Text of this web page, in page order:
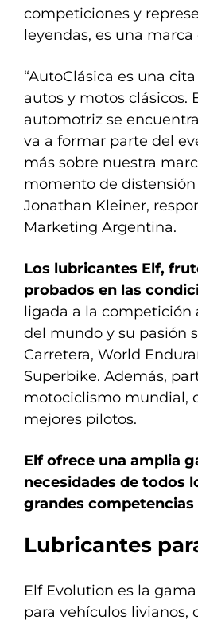
competiciones y
leyendas, es una
“AutoClásica es una
autos y motos clásicos.
automotriz se
va a formar parte del
más sobre nuestra
momento de distensión
Jonathan Kleiner,
Marketing Argentina.
Los lubricantes Elf,
probados en las
ligada a la
del mundo y su pasión
Carretera, World
Superbike. Además,
motociclismo mundial,
mejores pilotos.
Elf ofrece una amplia
necesidades de todos
grandes competencias
Lubricantes
Elf Evolution es la
para vehículos livianos,